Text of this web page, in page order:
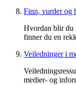
Finn, vurder og
Hvordan blir du
finner du en
Veiledninger i
medier- og